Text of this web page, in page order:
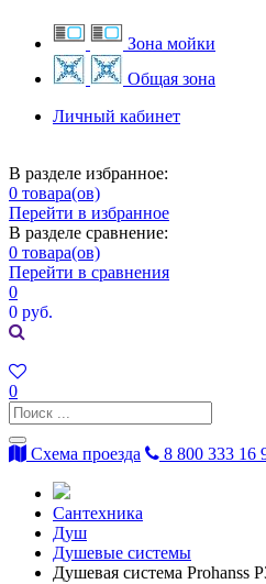
Зона мойки
Общая зона
Личный кабинет
В разделе избранное:
0 товара(ов)
Перейти в избранное
В разделе сравнение:
0 товара(ов)
Перейти в сравнения
0
0 руб.
0
Схема проезда 8 800 333 16
Сантехника
Душ
Душевые системы
Душевая система Prohanss